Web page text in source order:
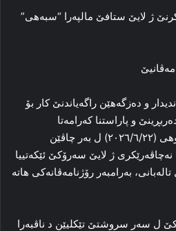
ژ لایێ ستافێ مالپەرا “سبەهی”
و دەزگەهێن راگەیاندنێ كار بۆ
و پاراستنا كەرامەتا
رۆژنامەڤانان دكەن، مخابن دوهی (٢٠٢٦/٦/٢٢) ل بەر چاڤێن
نەچاڤەرێكری ژ لایێ سەرۆكێ ئێكەتییا
بەرامبەر رۆژنامەڤانەكی هاتە
ل سەر سروشتێ تێكلیێن د ناڤبەرا